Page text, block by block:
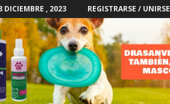
DICIEMBRE , 2023 REGISTRARSE / UNIRSE